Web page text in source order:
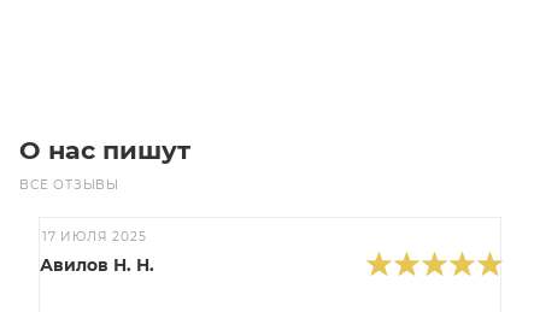
О нас пишут
ВСЕ ОТЗЫВЫ
17 ИЮЛЯ 2025
Авилов Н. Н.